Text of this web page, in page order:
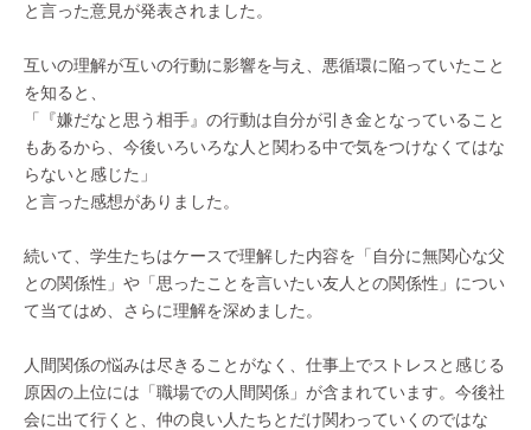
と言った意見が発表されました。
互いの理解が互いの行動に影響を与え、悪循環に陥っていたこと
を知ると、
「『嫌だなと思う相手』の行動は自分が引き金となっていること
もあるから、今後いろいろな人と関わる中で気をつけなくてはな
らないと感じた」
と言った感想がありました。
続いて、学生たちはケースで理解した内容を「自分に無関心な父
との関係性」や「思ったことを言いたい友人との関係性」につい
て当てはめ、さらに理解を深めました。
人間関係の悩みは尽きることがなく、仕事上でストレスと感じる
原因の上位には「職場での人間関係」が含まれています。今後社
会に出て行くと、仲の良い人たちとだけ関わっていくのではな